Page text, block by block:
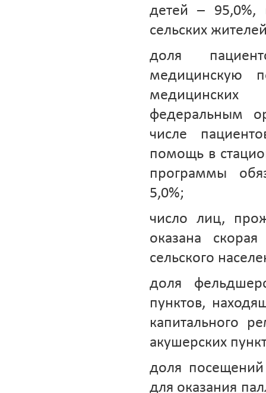
детей – 95,0%,
сельских
доля
медицинскую
федеральным
числе
помощь в
программы
5,0%;
число лиц,
оказана
сельского
доля
пунктов,
капитального
акушерских
доля
для оказания